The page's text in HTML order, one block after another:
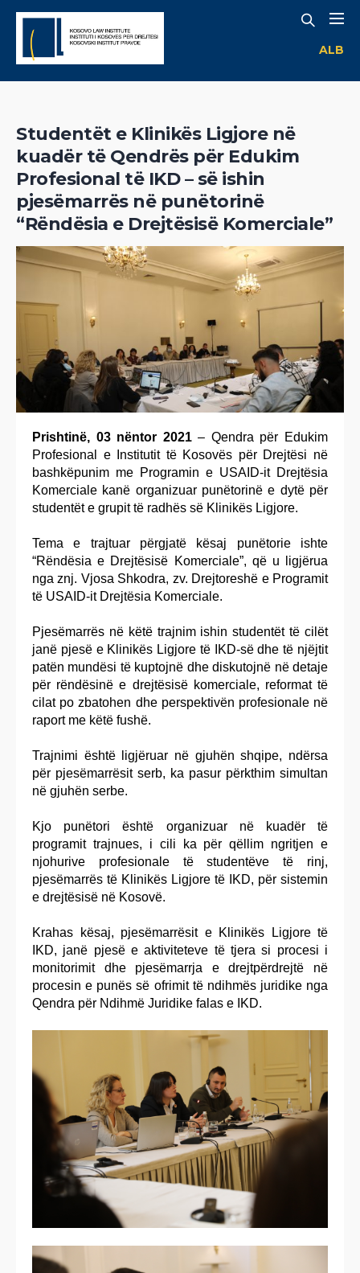
ALB
Studentët e Klinikës Ligjore në
kuadër të Qendrës për Edukim
Profesional të IKD – së ishin
pjesëmarrës në punëtorinë
“Rëndësia e Drejtësisë Komerciale”
Prishtinë, 03 nëntor 2021– Qendra për Edukim
Profesional e Institutit të Kosovës për Drejtësi në
bashkëpunim me Programin e USAID-it Drejtësia
Komerciale kanë organizuar punëtorinë e dytë për
studentët e grupit të radhës së Klinikës Ligjore.
Tema e trajtuar përgjatë kësaj punëtorie ishte
“Rëndësia e Drejtësisë Komerciale”, që u ligjërua
nga znj. Vjosa Shkodra, zv. Drejtoreshë e Programit
të USAID-it Drejtësia Komerciale.
Pjesëmarrës në këtë trajnim ishin studentët të cilët
janë pjesë e Klinikës Ligjore të IKD-së dhe të njëjtit
patën mundësi të kuptojnë dhe diskutojnë në detaje
për rëndësinë e drejtësisë komerciale, reformat të
cilat po zbatohen dhe perspektivën profesionale në
raport me këtë fushë.
Trajnimi është ligjëruar në gjuhën shqipe, ndërsa
për pjesëmarrësit serb, ka pasur përkthim simultan
në gjuhën serbe.
Kjo punëtori është organizuar në kuadër të
programit trajnues, i cili ka për qëllim ngritjen e
njohurive profesionale të studentëve të rinj,
pjesëmarrës të Klinikës Ligjore të IKD, për sistemin
e drejtësisë në Kosovë.
Krahas kësaj, pjesëmarrësit e Klinikës Ligjore të
IKD, janë pjesë e aktiviteteve të tjera si procesi i
monitorimit dhe pjesëmarrja e drejtpërdrejtë në
procesin e punës së ofrimit të ndihmës juridike nga
Qendra për Ndihmë Juridike falas e IKD.